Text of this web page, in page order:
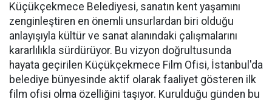
Küçükçekmece Belediyesi, sanatın kent yaşamını
zenginleştiren en önemli unsurlardan biri olduğu
anlayışıyla kültür ve sanat alanındaki çalışmalarını
kararlılıkla sürdürüyor. Bu vizyon doğrultusunda
hayata geçirilen Küçükçekmece Film Ofisi, İstanbul'da
belediye bünyesinde aktif olarak faaliyet gösteren ilk
film ofisi olma özelliğini taşıyor. Kurulduğu günden bu